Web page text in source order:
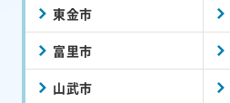
東金市
富里市
山武市